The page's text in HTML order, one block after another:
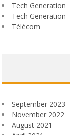
Tech Generation
Tech Generation
Télécom
September 2023
November 2022
August 2021